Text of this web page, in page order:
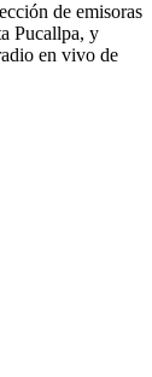
de emisoras
Pucallpa, y
en vivo de